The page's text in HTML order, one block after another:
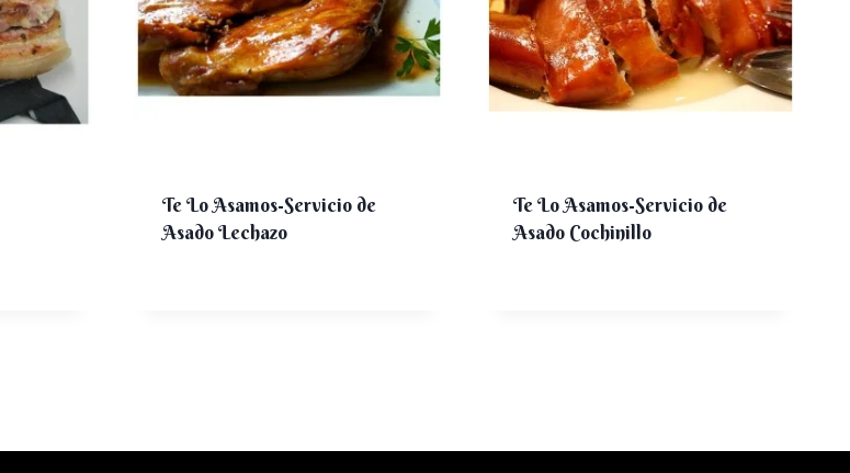
Te Lo Asamos-Servicio de
Asado Lechazo
Te Lo Asamos-Servicio de
Asado Cochinillo